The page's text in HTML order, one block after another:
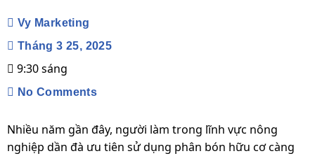
Vy Marketing
Tháng 3 25, 2025
9:30 sáng
No Comments
Nhiều năm gần đây, người làm trong lĩnh vực nông
nghiệp dần đà ưu tiên sử dụng phân bón hữu cơ càng